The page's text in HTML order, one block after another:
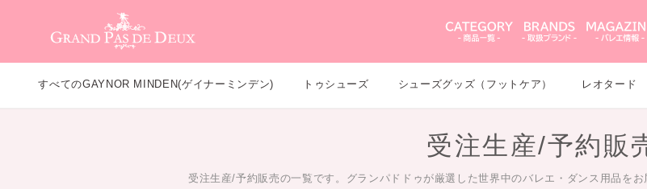
すべてのGAYNOR MINDEN(ゲイナーミンデン) トゥシューズ シューズグッズ（フットケア） レオタード
受注生産/予約販
受注生産/予約販売の一覧です。グランパドドゥが厳選した世界中のバレエ・ダンス用品を